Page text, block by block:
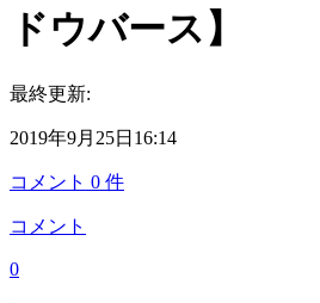
ドウバース】
最終更新:
2019年9月25日16:14
コメント 0 件
コメント
0